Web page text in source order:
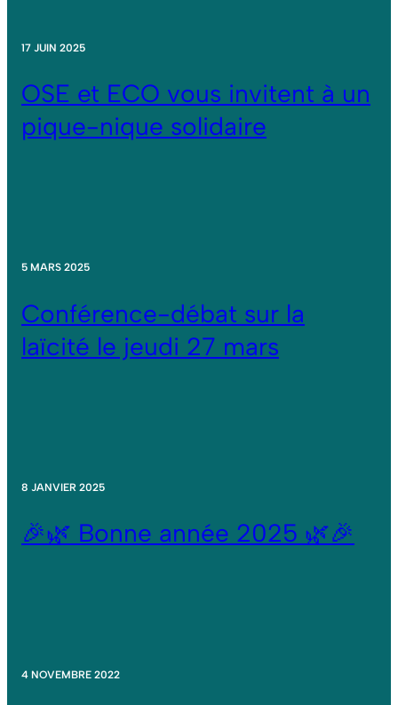
17 JUIN 2025
OSE et ECO vous invitent à un
pique-nique solidaire
5 MARS 2025
Conférence-débat sur la
laïcité le jeudi 27 mars
8 JANVIER 2025
🎉🌿 Bonne année 2025 🌿🎉
4 NOVEMBRE 2022